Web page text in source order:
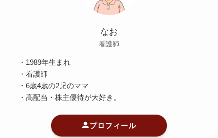
なお
看護師
・1989年生まれ
・看護師
・6歳4歳の2児のママ
・高配当・株主優待が大好き。
プロフィール